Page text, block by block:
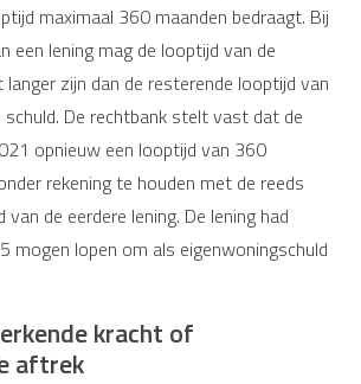
maximaal 360 maanden bedraagt. Bij
een lening mag de looptijd van de
langer zijn dan de resterende looptijd van
De rechtbank stelt vast dat de
opnieuw een looptijd van 360
rekening te houden met de reeds
de eerdere lening. De lening had
mogen lopen om als eigenwoningschuld
kracht of
aftrek